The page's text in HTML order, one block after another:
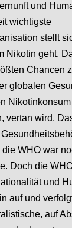
und
wichtigste
stellt
Nikotin geht.
Chancen
globalen
Nikotinkonsum
vertan wird.
WHO war
Doch die
und
auf und
auf